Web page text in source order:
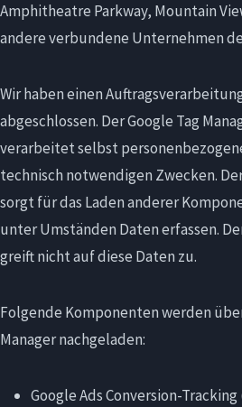
Amphitheatre Parkway, Mountain
andere verbundene Unternehmen
Wir haben einen
abgeschlossen. Der Google Tag
verarbeitet selbst
technisch notwendigen Zwecken.
sorgt für das Laden anderer
unter Umständen Daten erfassen.
greift nicht auf diese Daten zu.
Folgende Komponenten werden
Manager nachgeladen:
Google Ads Conversion-Tracking